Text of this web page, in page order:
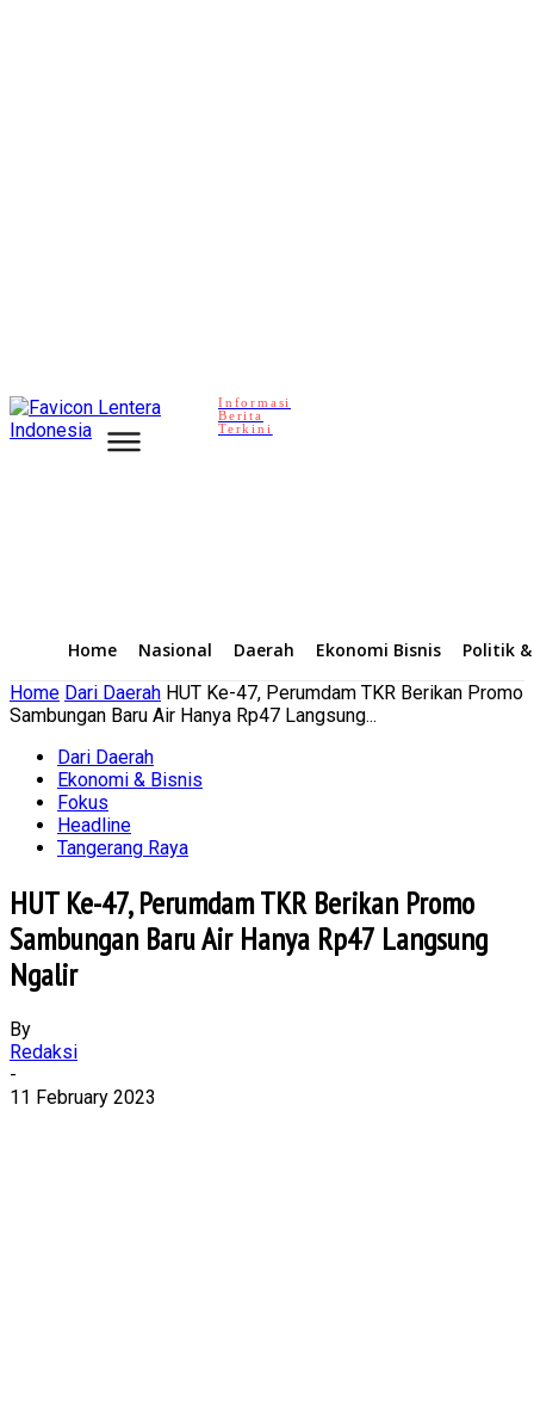
Informasi
Berita
Terkini
Home Nasional Daerah Ekonomi Bisnis
Politik
Home Dari Daerah HUT Ke-47, Perumdam TKR Berikan Promo
Sambungan Baru Air Hanya Rp47 Langsung...
Dari Daerah
Ekonomi & Bisnis
Fokus
Headline
Tangerang Raya
HUT Ke-47, Perumdam TKR Berikan Promo
Sambungan Baru Air Hanya Rp47 Langsung
Ngalir
By
Redaksi
-
11 February 2023